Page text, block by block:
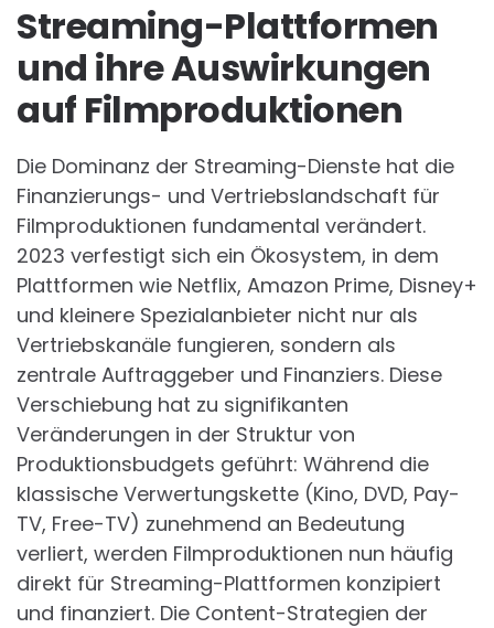
Streaming-Plattformen
und ihre Auswirkungen
auf Filmproduktionen
Die Dominanz der Streaming-Dienste hat die
Finanzierungs- und Vertriebslandschaft für
Filmproduktionen fundamental verändert.
2023 verfestigt sich ein Ökosystem, in dem
Plattformen wie Netflix, Amazon Prime, Disney+
und kleinere Spezialanbieter nicht nur als
Vertriebskanäle fungieren, sondern als
zentrale Auftraggeber und Finanziers. Diese
Verschiebung hat zu signifikanten
Veränderungen in der Struktur von
Produktionsbudgets geführt: Während die
klassische Verwertungskette (Kino, DVD, Pay-
TV, Free-TV) zunehmend an Bedeutung
verliert, werden Filmproduktionen nun häufig
direkt für Streaming-Plattformen konzipiert
und finanziert. Die Content-Strategien der